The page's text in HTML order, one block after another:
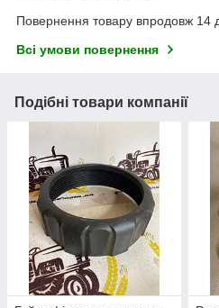
Повернення товару впродовж 14
Всі умови повернення
Подібні товари компанії